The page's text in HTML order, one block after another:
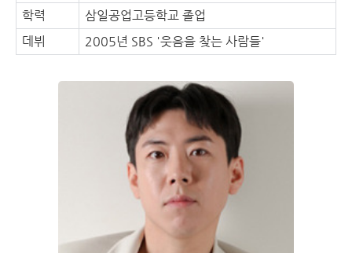
학력
삼일공업고등학교 졸업
데뷔
2005년 SBS '웃음을 찾는 사람들'